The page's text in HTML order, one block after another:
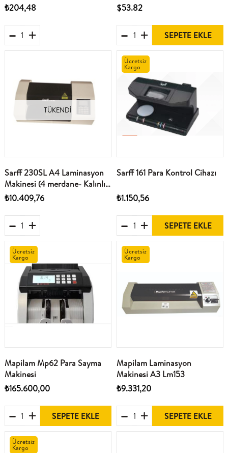
₺204,48
$53.82
SEPETE EKLE
TÜKENDI
Sarff 230SL A4 Laminasyon
Makinesi (4 merdane- Kalınlık
250Micron-Isınma Süresi 3
₺10.409,76
Sarff 161 Para Kontrol Cihazı
₺1.150,56
SEPETE EKLE
Ücretsiz
Kargo
Mapilam Mp62 Para Sayma
Makinesi
₺165.600,00
SEPETE EKLE
Ücretsiz
Kargo
Mapilam Laminasyon
Makinesi A3 Lm153
₺9.331,20
SEPETE EKLE
Ücretsiz
Kargo
Ücretsiz
Kargo